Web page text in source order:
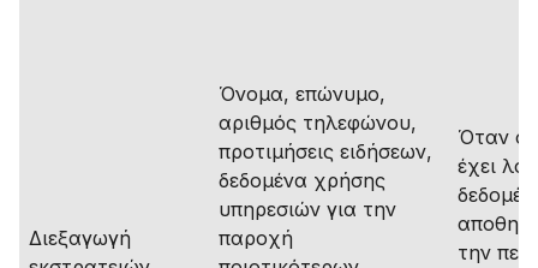
Διεξαγωγή
Όνομα, επώνυμο,
αριθμός τηλεφώνου,
προτιμήσεις ειδήσεων,
δεδομένα χρήσης
υπηρεσιών για την
παροχή
Όταν ο
έχει
την